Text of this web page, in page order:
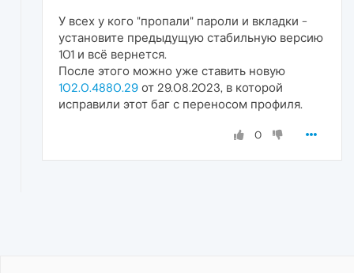
У всех у кого "пропали" пароли и вкладки -
установите предыдущую стабильную версию
101 и всё вернется.
После этого можно уже ставить новую
102.0.4880.29 от 29.08.2023, в которой
исправили этот баг с переносом профиля.
0